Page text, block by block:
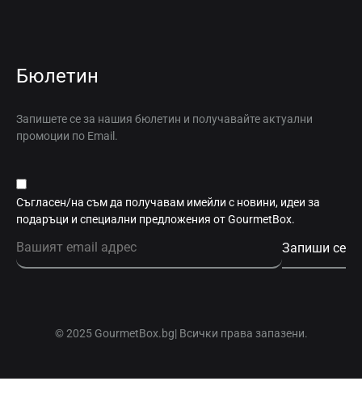
Бюлетин
Запишете се за нашия бюлетин и получавайте актуални
промоции по Email.
Съгласен/на съм да получавам имейли с новини, идеи за
подаръци и специални предложения от GourmetBox.
© 2025 GourmetBox.bg| Всички права запазени.